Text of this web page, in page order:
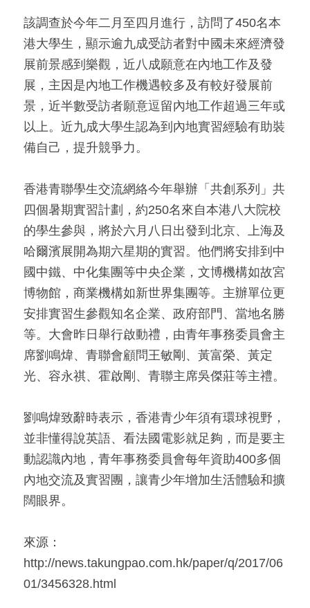
該調查於今年二月至四月進行，訪問了450名本
港大學生，顯示逾九成受訪者對中國未來經濟發
展前景感到樂觀，近八成願意在內地工作及發
展，主因是內地工作機遇較多及有較好發展前
景，近半數受訪者願意逗留內地工作超過三年或
以上。近九成大學生認為到內地實習經驗有助裝
備自己，提升競爭力。
香港青聯學生交流網絡今年舉辦「共創系列」共
四個暑期實習計劃，約250名來自本港八大院校
的學生參與，將於六月八日出發到北京、上海及
哈爾濱展開為期六星期的實習。他們將安排到中
國中鐵、中化集團等中央企業，文博機構如故宮
博物館，商業機構如新世界集團等。主辦單位更
安排實習生參觀知名企業、政府部門、當地名勝
等。大會昨日舉行啟動禮，由青年事務委員會主
席劉鳴煒、青聯會顧問王敏剛、黃富榮、黃定
光、容永祺、霍啟剛、青聯主席吳傑莊等主禮。
劉鳴煒致辭時表示，香港青少年須有環球視野，
並非懂得說英語、看法國電影就足夠，而是要主
動認識內地，青年事務委員會每年資助400多個
內地交流及實習團，讓青少年增加生活體驗和擴
闊眼界。
來源：
http://news.takungpao.com.hk/paper/q/2017/06
01/3456328.html